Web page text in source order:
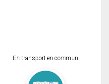
En transport en commun